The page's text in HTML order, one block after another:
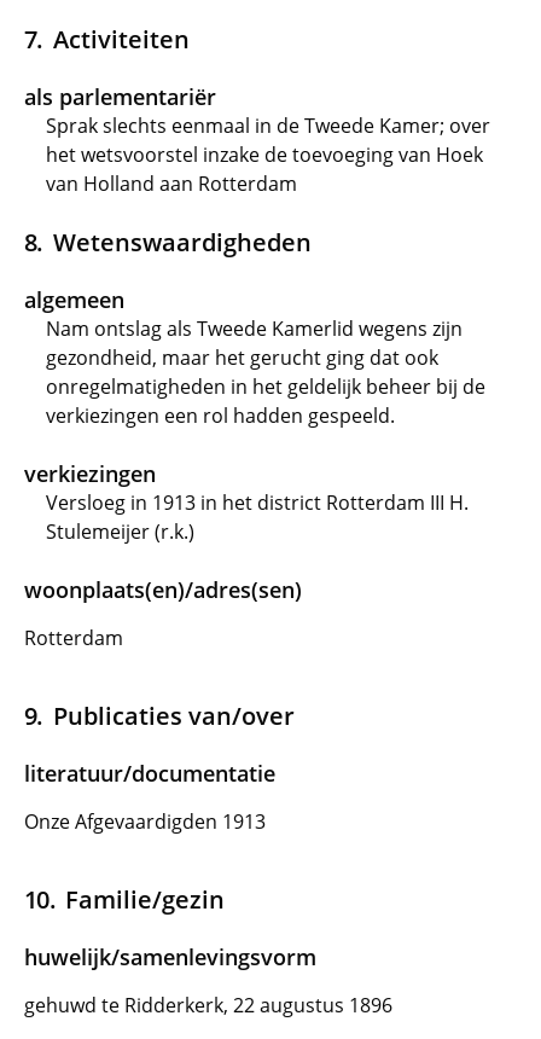
Activiteiten
als parlementariër
Sprak slechts eenmaal in de Tweede Kamer; over
het wetsvoorstel inzake de toevoeging van Hoek
van Holland aan Rotterdam
Wetenswaardigheden
algemeen
Nam ontslag als Tweede Kamerlid wegens zijn
gezondheid, maar het gerucht ging dat ook
onregelmatigheden in het geldelijk beheer bij de
verkiezingen een rol hadden gespeeld.
verkiezingen
Versloeg in 1913 in het district Rotterdam III H.
Stulemeijer (r.k.)
woonplaats(en)/adres(sen)
Rotterdam
Publicaties van/over
literatuur/documentatie
Onze Afgevaardigden 1913
Familie/gezin
huwelijk/samenlevingsvorm
gehuwd te Ridderkerk, 22 augustus 1896